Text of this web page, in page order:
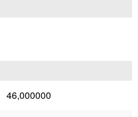
46,000000